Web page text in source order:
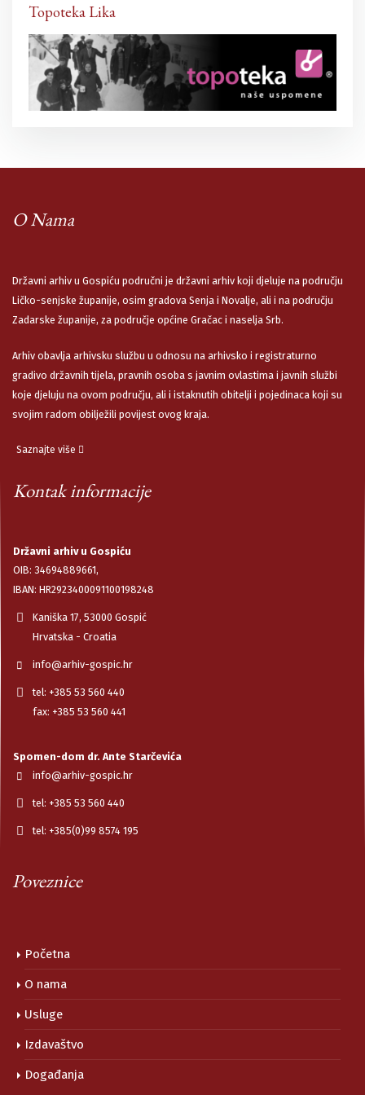
Topoteka Lika
O Nama
Državni arhiv u Gospiću područni je državni arhiv koji djeluje na području
Ličko-senjske županije, osim gradova Senja i Novalje, ali i na području
Zadarske županije, za područje općine Gračac i naselja Srb.
Arhiv obavlja arhivsku službu u odnosu na arhivsko i registraturno
gradivo državnih tijela, pravnih osoba s javnim ovlastima i javnih službi
koje djeluju na ovom području, ali i istaknutih obitelji i pojedinaca koji su
svojim radom obilježili povijest ovog kraja.
Saznajte više
Kontak informacije
Državni arhiv u Gospiću
OIB: 34694889661,
IBAN: HR2923400091100198248
Kaniška 17, 53000 Gospić
Hrvatska - Croatia
info@arhiv-gospic.hr
tel: +385 53 560 440
fax: +385 53 560 441
Spomen-dom dr. Ante Starčevića
info@arhiv-gospic.hr
tel: +385 53 560 440
tel: +385(0)99 8574 195
Poveznice
Početna
O nama
Usluge
Izdavaštvo
Događanja